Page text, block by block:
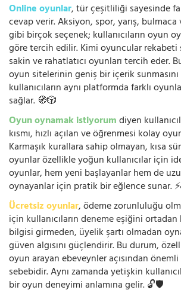
Online oyunlar, tür çeşitliliği sayesinde
cevap verir. Aksiyon, spor, yarış, bulmaca
gibi birçok seçenek; kullanıcıların oyun
göre tercih edilir. Kimi oyuncular rekabeti
sakin ve rahatlatıcı oyunları tercih eder.
oyun sitelerinin geniş bir içerik
kullanıcıların aynı platformda farklı
sağlar. 🧭🎲
Oyun oynamak istiyorumdiyen
kısmı, hızlı açılan ve öğrenmesi kolay
Karmaşık kurallara sahip olmayan, kısa
oyunlar özellikle yoğun kullanıcılar için
oyunlar, hem yeni başlayanlar hem de
oynayanlar için pratik bir eğlence sunar.
Ücretsiz oyunlar, ödeme zorunluluğu
için kullanıcıların deneme eşiğini ortadan
bilgisi girmeden, üyelik şartı olmadan
güven algısını güçlendirir. Bu durum,
oyun arayan ebeveynler açısından
sebebidir. Aynı zamanda yetişkin
bir oyun deneyimi anlamına gelir. 🔓🛡️